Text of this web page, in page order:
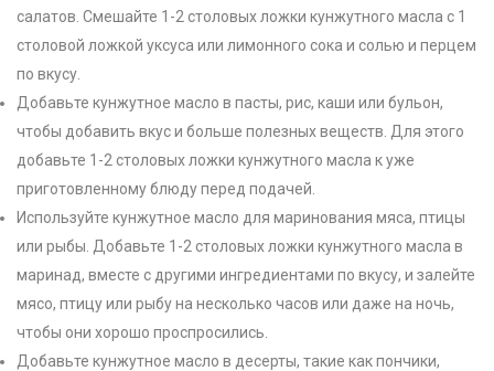
салатов. Смешайте 1-2 столовых ложки кунжутного масла с 1
столовой ложкой уксуса или лимонного сока и солью и перцем
по вкусу.
Добавьте кунжутное масло в пасты, рис, каши или бульон,
чтобы добавить вкус и больше полезных веществ. Для этого
добавьте 1-2 столовых ложки кунжутного масла к уже
приготовленному блюду перед подачей.
Используйте кунжутное масло для маринования мяса, птицы
или рыбы. Добавьте 1-2 столовых ложки кунжутного масла в
маринад, вместе с другими ингредиентами по вкусу, и залейте
мясо, птицу или рыбу на несколько часов или даже на ночь,
чтобы они хорошо проспросились.
Добавьте кунжутное масло в десерты, такие как пончики,